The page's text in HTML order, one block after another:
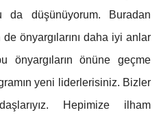
da düşünüyorum. Buradan
önyargılarını daha iyi anlar
önyargıların önüne geçme
yeni liderlerisiniz. Bizler
Hepimize ilham